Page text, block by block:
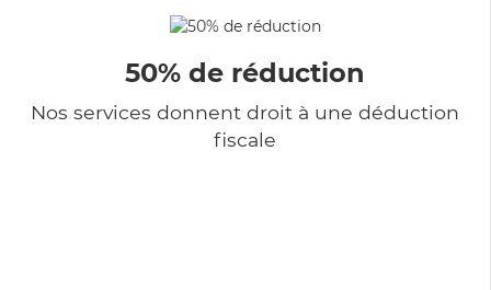
50% de réduction
Nos services donnent droit à une déduction
fiscale